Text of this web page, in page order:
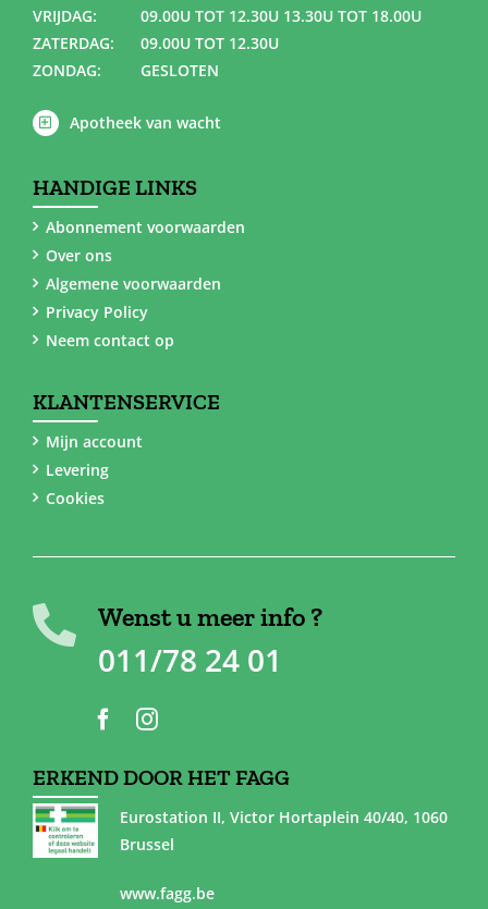
VRIJDAG:
09.00U TOT 12.30U 13.30U TOT 18.00U
ZATERDAG:
09.00U TOT 12.30U
ZONDAG:
GESLOTEN
Apotheek van wacht
HANDIGE LINKS
Abonnement voorwaarden
Over ons
Algemene voorwaarden
Privacy Policy
Neem contact op
KLANTENSERVICE
Mijn account
Levering
Cookies
Wenst u meer info ?
011/78 24 01
ERKEND DOOR HET FAGG
Eurostation II, Victor Hortaplein 40/40, 1060
Brussel
www.fagg.be